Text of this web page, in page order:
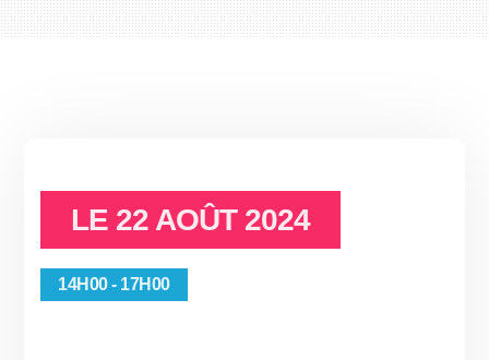
LE 22 AOÛT 2024
14H00 - 17H00